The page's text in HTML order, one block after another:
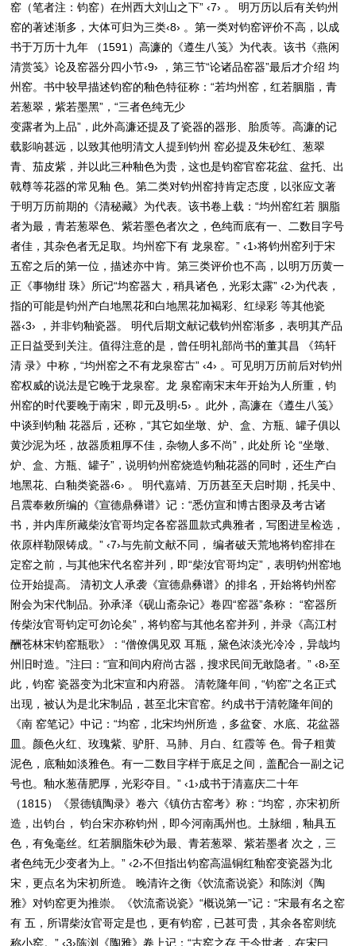
窑（笔者注：钧窑）在州西大刘山之下” ‹7› 。 明万历以后有关钧州
窑的著述渐多，大体可归为三类‹8› 。第一类对钧窑评价不高，以成
书于万历十九年 （1591）高濂的《遵生八笺》为代表。该书《燕闲
清赏笺》论及窑器分四小节‹9› ，第三节“论诸品窑器”最后才介绍 均
州窑。书中较早描述钧窑的釉色特征称：“若均州窑，红若胭脂，青
若葱翠，紫若墨黑”，“三者色纯无少
变露者为上品”，此外高濂还提及了瓷器的器形、胎质等。高濂的记
载影响甚远，以致其他明清文人提到钧州 窑必提及朱砂红、葱翠
青、茄皮紫，并以此三种釉色为贵，这也是钧窑官窑花盆、盆托、出
戟尊等花器的常见釉 色。第二类对钧州窑持肯定态度，以张应文著
于明万历前期的《清秘藏》为代表。该书卷上载：“均州窑红若 胭脂
者为最，青若葱翠色、紫若墨色者次之，色纯而底有一、二数目字号
者佳，其杂色者无足取。均州窑下有 龙泉窑。” ‹1›将钧州窑列于宋
五窑之后的第一位，描述亦中肯。第三类评价也不高，以明万历黄一
正《事物绀 珠》所记“均窑器大，稍具诸色，光彩太露” ‹2›为代表，
指的可能是钧州产白地黑花和白地黑花加褐彩、红绿彩 等其他瓷
器‹3› ，并非钧釉瓷器。 明代后期文献记载钧州窑渐多，表明其产品
正日益受到关注。值得注意的是，曾任明礼部尚书的董其昌 《筠轩
清 录》中称，“均州窑之不有龙泉窑古” ‹4› 。可见明万历前后对钧州
窑权威的说法是它晚于龙泉窑。龙 泉窑南宋末年开始为人所重，钧
州窑的时代要晚于南宋，即元及明‹5› 。此外，高濂在《遵生八笺》
中谈到钧釉 花器后，还称，“其它如坐墩、炉、盒、方瓶、罐子俱以
黄沙泥为坯，故器质粗厚不佳，杂物人多不尚”，此处所 论 “坐墩、
炉、盒、方瓶、罐子”，说明钧州窑烧造钧釉花器的同时，还生产白
地黑花、白釉类瓷器‹6› 。 明代嘉靖、万历甚至天启时期，托吴中、
吕震奉敕所编的《宣德鼎彝谱》记：“悉仿宣和博古图录及考古诸
书，并内库所藏柴汝官哥均定各窑器皿款式典雅者，写图进呈检选，
依原样勒限铸成。” ‹7›与先前文献不同， 编者破天荒地将钧窑排在
定窑之前，与其他宋代名窑并列，即“柴汝官哥均定”，表明钧州窑地
位开始提高。 清初文人承袭《宣德鼎彝谱》的排名，开始将钧州窑
附会为宋代制品。孙承泽《砚山斋杂记》卷四“窑器”条称： “窑器所
传柴汝官哥钧定可勿论矣”，将钧窑与其他名窑并列，并录《高江村
酬苍林宋钧窑瓶歌》：“僧僚偶见双 耳瓶，黛色浓淡光冷冷，异哉均
州旧时造。”注曰：“宣和间内府尚古器，搜求民间无敢隐者。” ‹8›至
此，钧窑 瓷器变为北宋宣和内府器。 清乾隆年间，“钧窑”之名正式
出现，被认为是北宋制品，甚至北宋官窑。约成书于清乾隆年间的
《南 窑笔记》中记：“均窑，北宋均州所造，多盆奁、水底、花盆器
皿。颜色火红、玫瑰紫、驴肝、马肺、月白、红霞等 色。骨子粗黄
泥色，底釉如淡雅色。有一二数目字样于底足之间，盖配合一副之记
号也。釉水葱蒨肥厚，光彩夺目。” ‹1›成书于清嘉庆二十年
（1815）《景德镇陶录》卷六《镇仿古窑考》称：“均窑，亦宋初所
造，出钧台， 钧台宋亦称钧州，即今河南禹州也。土脉细，釉具五
色，有兔毫丝。红若胭脂朱砂为最、青若葱翠、紫若墨者 次之，三
者色纯无少变者为上。” ‹2›不但指出钧窑高温铜红釉窑变瓷器为北
宋，更点名为宋初所造。 晚清许之衡《饮流斋说瓷》和陈浏《陶
雅》对钧窑更为推崇。《饮流斋说瓷》“概说第一”记：“宋最有名之窑
有 五，所谓柴汝官哥定是也，更有钧窑，已甚可贵，其余各窑则统
称小窑。” ‹3›陈浏《陶雅》卷上记：“古窑之存 于今世者，在宋曰